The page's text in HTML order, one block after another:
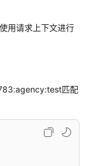
用请求上下文进行
匹配